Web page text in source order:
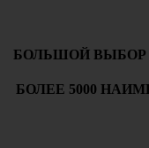
БОЛЬШОЙ ВЫБОР
БОЛЕЕ 5000